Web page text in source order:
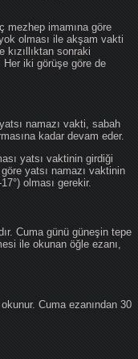
mezhep imamına göre
olması ile akşam vakti
kızıllıktan sonraki
Her iki görüşe göre de
namazı vakti, sabah
kadar devam eder.
yatsı vaktinin girdiği
yatsı namazı vaktinin
olması gerekir.
Cuma günü güneşin tepe
ile okunan öğle ezanı,
Cuma ezanından 30